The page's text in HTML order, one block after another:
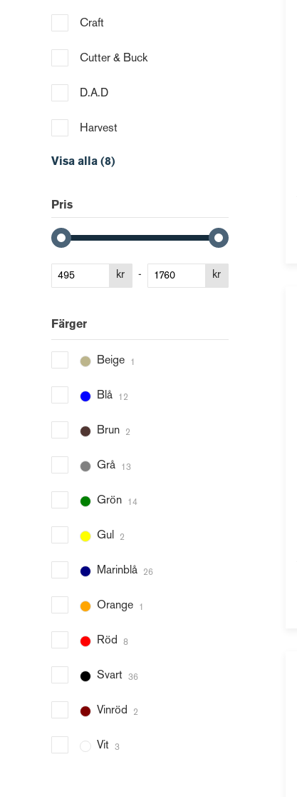
Craft
Cutter & Buck
D.A.D
Harvest
Visa alla (8)
Pris
kr - kr
Färger
Beige 1
Blå 12
Brun 2
Grå 13
Grön 14
Gul 2
Marinblå 26
Orange 1
Röd 8
Svart 36
Vinröd 2
Vit 3